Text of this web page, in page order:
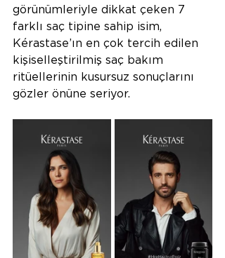
görünümleriyle dikkat çeken 7
farklı saç tipine sahip isim,
Kérastase’ın en çok tercih edilen
kişiselleştirilmiş saç bakım
ritüellerinin kusursuz sonuçlarını
gözler önüne seriyor.